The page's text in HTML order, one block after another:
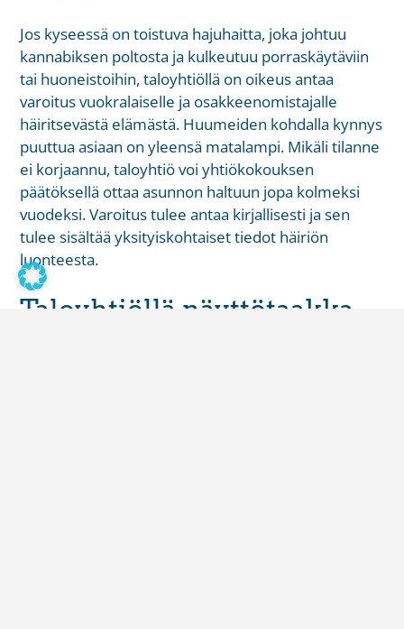
Jos kyseessä on toistuva hajuhaitta, joka johtuu
kannabiksen poltosta ja kulkeutuu porraskäytäviin
tai huoneistoihin, taloyhtiöllä on oikeus antaa
varoitus vuokralaiselle ja osakkeenomistajalle
häiritsevästä elämästä. Huumeiden kohdalla kynnys
puuttua asiaan on yleensä matalampi. Mikäli tilanne
ei korjaannu, taloyhtiö voi yhtiökokouksen
päätöksellä ottaa asunnon haltuun jopa kolmeksi
vuodeksi. Varoitus tulee antaa kirjallisesti ja sen
tulee sisältää yksityiskohtaiset tiedot häiriön
luonteesta.
Taloyhtiöllä näyttötaakka